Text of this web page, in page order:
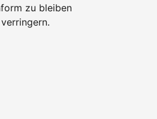
zu bleiben